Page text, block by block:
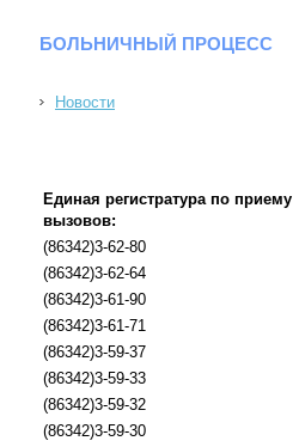
БОЛЬНИЧНЫЙ ПРОЦЕСС
Новости
Единая регистратура по приему
вызовов:
(86342)3-62-80
(86342)3-62-64
(86342)3-61-90
(86342)3-61-71
(86342)3-59-37
(86342)3-59-33
(86342)3-59-32
(86342)3-59-30